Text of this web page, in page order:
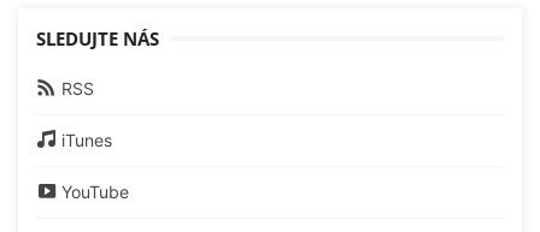
SLEDUJTE NÁS
RSS
iTunes
YouTube